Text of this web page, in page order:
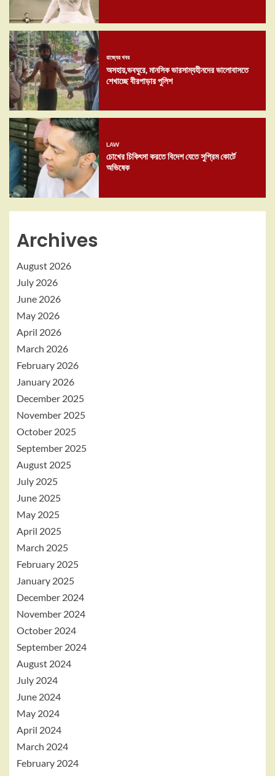
রাজ্যের খবর
অসহায়,ভবঘুরে, মানসিক ভারসাম্যহীনদের ভালোবাসতে
শেখাচ্ছে বীরপাড়ার পুলিশ
LAW
চোখের চিকিৎসা করতে বিদেশ যেতে সুপ্রিম কোর্টে
অভিষেক
Archives
August 2026
July 2026
June 2026
May 2026
April 2026
March 2026
February 2026
January 2026
December 2025
November 2025
October 2025
September 2025
August 2025
July 2025
June 2025
May 2025
April 2025
March 2025
February 2025
January 2025
December 2024
November 2024
October 2024
September 2024
August 2024
July 2024
June 2024
May 2024
April 2024
March 2024
February 2024